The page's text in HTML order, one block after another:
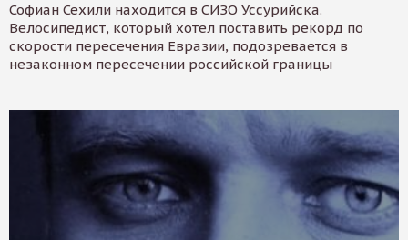
Софиан Сехили находится в СИЗО Уссурийска.
Велосипедист, который хотел поставить рекорд по
скорости пересечения Евразии, подозревается в
незаконном пересечении российской границы